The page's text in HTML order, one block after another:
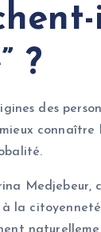
?
des
connaître
la citoyenneté